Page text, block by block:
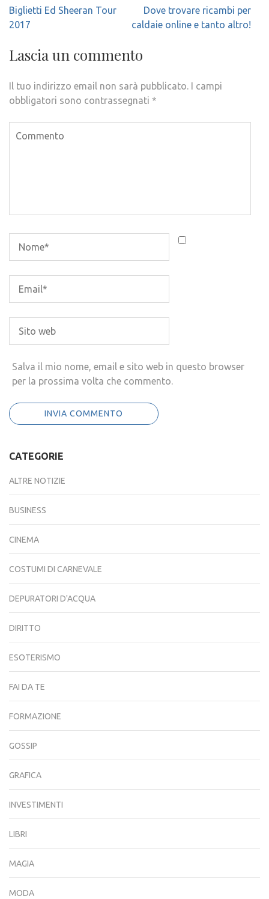
Navigazione
articoli
Biglietti Ed Sheeran Tour
2017
Dove trovare ricambi per
caldaie online e tanto altro!
Lascia un commento
Il tuo indirizzo email non sarà pubblicato.
I campi
obbligatori sono contrassegnati *
Salva il mio nome, email e sito web in questo browser
per la prossima volta che commento.
CATEGORIE
ALTRE NOTIZIE
BUSINESS
CINEMA
COSTUMI DI CARNEVALE
DEPURATORI D'ACQUA
DIRITTO
ESOTERISMO
FAI DA TE
FORMAZIONE
GOSSIP
GRAFICA
INVESTIMENTI
LIBRI
MAGIA
MODA